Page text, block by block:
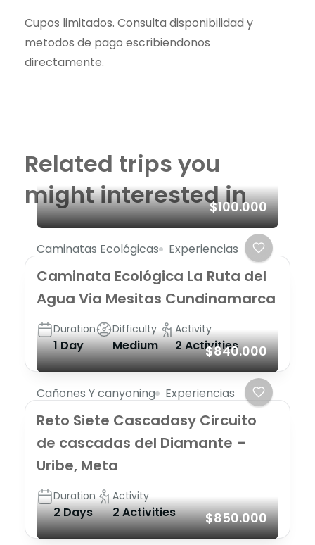
Cupos limitados. Consulta disponibilidad y
metodos de pago escribiendonos
directamente.
Related trips you
might interested in
$100.000
Caminatas Ecológicas Experiencias
Caminata Ecológica La Ruta del
Agua Via Mesitas Cundinamarca
Duration
1 Day
Difficulty
Medium
Activity
2 Activities
$840.000
Cañones Y canyoning Experiencias
Reto Siete Cascadasy Circuito
de cascadas del Diamante –
Uribe, Meta
Duration
2 Days
Activity
2 Activities $850.000